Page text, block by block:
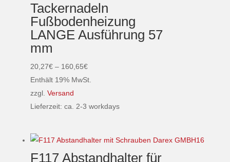
Varianten
auf.
Die
Optionen
können
auf
Produktseite
Tackernadeln
Fußbodenheizung
LANGE Ausführung 57
mm
20,27€ – 160,65€Preisspanne:
20,27€
160,65€
Enthält 19% MwSt.
zzgl. Versand
Lieferzeit: ca. 2-3 workdays
Produkt
mehrere
F117 Abstandhalter für